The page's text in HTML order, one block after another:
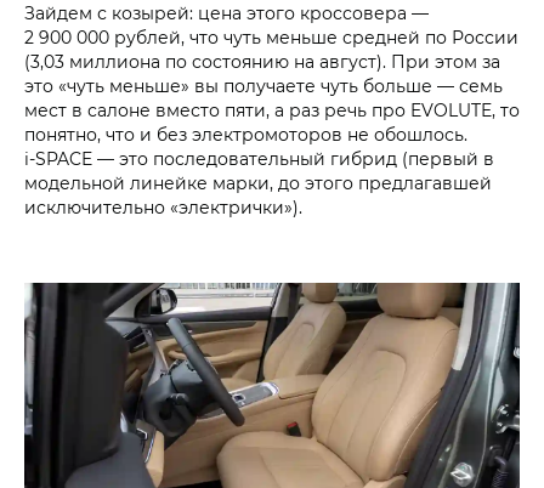
Зайдем с козырей: цена этого кроссо­вера —
2 900 000 рублей, что чуть меньше средней по России
(3,03 миллион­а по состояни­ю на август). При этом за
это «чуть меньше» вы получаете чуть больше — семь
мест в салоне вместо пяти, а раз речь про EVOLUTE, то
понятно, что и без электромоторов не обошлось.
i‑SPACE — это последовательный гибрид (первый в
модельной линейке марки, до этого предлагав­шей
исключительно «электрички»).